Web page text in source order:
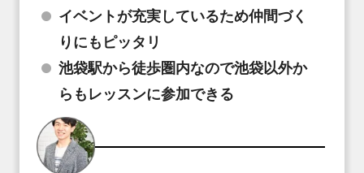
イベントが充実しているため仲間づく
りにもピッタリ
池袋駅から徒歩圏内なので池袋以外か
らもレッスンに参加できる